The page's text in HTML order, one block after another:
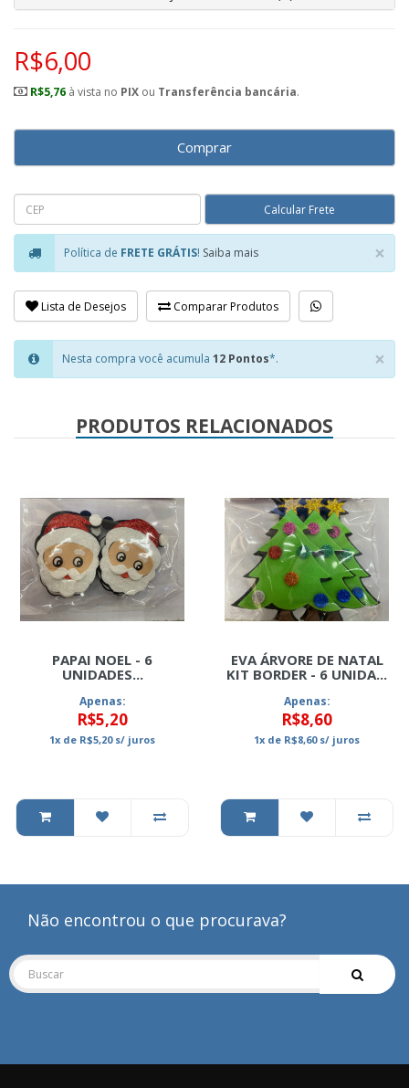
R$6,00
R$5,76 à vista no PIX ou Transferência bancária.
Comprar
×
Política de FRETE GRÁTIS! Saiba mais
Lista de Desejos Comparar Produtos
×
Nesta compra você acumula 12 Pontos*.
PRODUTOS RELACIONADOS
PAPAI NOEL - 6
UNIDADES...
Apenas:
R$5,20
1x de R$5,20s/ juros
EVA ÁRVORE DE NATAL
KIT BORDER - 6 UNIDA...
Apenas:
R$8,60
1x de R$8,60s/ juros
Não encontrou o que procurava?